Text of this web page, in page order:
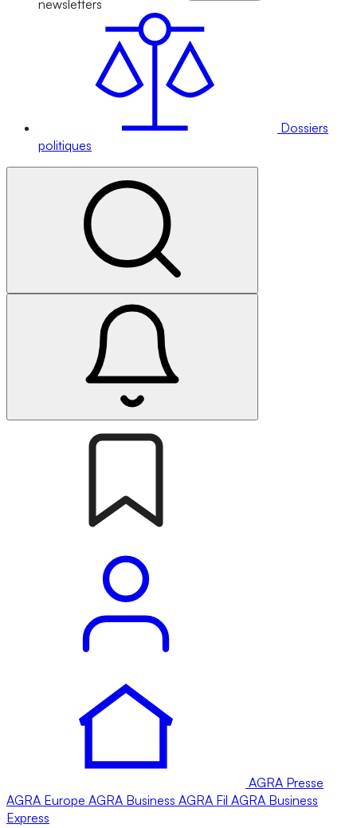
newsletters
Dossiers
politiques
AGRA Presse
AGRA Europe AGRA Business AGRA Fil AGRA Business
Express